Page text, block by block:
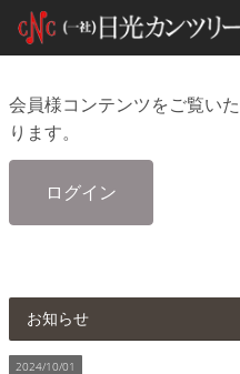
会員様コンテンツをご覧い
ります。
ログイン
お知らせ
2024/10/01